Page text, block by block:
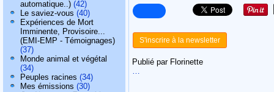
automatique..) (42)
Le saviez-vous (40)
Expériences de Mort
Imminente, Provisoire...
(EMI-EMP - Témoignages)
(37)
Monde animal et végétal
(34)
Peuples racines (34)
Mes émissions (30)
S'inscrire à la newsletter
Publié par Florinette
…